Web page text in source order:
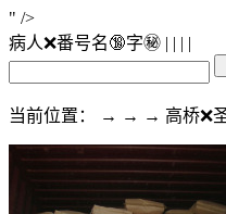
" />
病人❌番号名🔞字㊙️ | | | |
当前位置： → → → 高桥❌